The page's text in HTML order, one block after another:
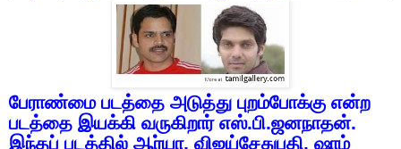
பேராண்மை படத்தை அடுத்து புறம்போக்கு என்ற
படத்தை இயக்கி வருகிறார் எஸ்.பி.ஜனநாதன்.
இந்தப் படத்தில் ஆர்யா, விஜய்சேதுபதி, ஷாம்